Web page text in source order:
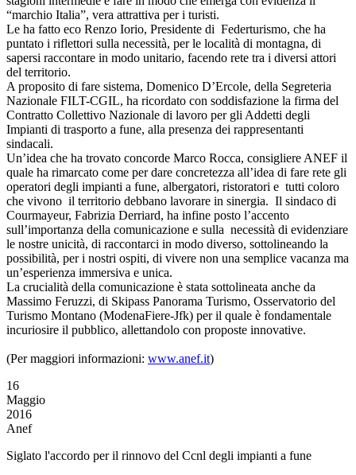
“marchio Italia”, vera attrattiva per i turisti.
Le ha fatto eco Renzo Iorio, Presidente di Federturismo, che ha
puntato i riflettori sulla necessità, per le località di montagna, di
sapersi raccontare in modo unitario, facendo rete tra i diversi attori
del territorio.
A proposito di fare sistema, Domenico D’Ercole, della Segreteria
Nazionale FILT-CGIL, ha ricordato con soddisfazione la firma del
Contratto Collettivo Nazionale di lavoro per gli Addetti degli
Impianti di trasporto a fune, alla presenza dei rappresentanti
sindacali.
Un’idea che ha trovato concorde Marco Rocca, consigliere ANEF il
quale ha rimarcato come per dare concretezza all’idea di fare rete gli
operatori degli impianti a fune, albergatori, ristoratori e tutti coloro
che vivono il territorio debbano lavorare in sinergia. Il sindaco di
Courmayeur, Fabrizia Derriard, ha infine posto l’accento
sull’importanza della comunicazione e sulla necessità di evidenziare
le nostre unicità, di raccontarci in modo diverso, sottolineando la
possibilità, per i nostri ospiti, di vivere non una semplice vacanza ma
un’esperienza immersiva e unica.
La crucialità della comunicazione è stata sottolineata anche da
Massimo Feruzzi, di Skipass Panorama Turismo, Osservatorio del
Turismo Montano (ModenaFiere-Jfk) per il quale è fondamentale
incuriosire il pubblico, allettandolo con proposte innovative.
(Per maggiori informazioni: www.anef.it)
16
Maggio
2016
Anef
Siglato l'accordo per il rinnovo del Ccnl degli impianti a fune